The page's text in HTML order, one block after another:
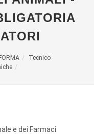
Tecnico
e dei Farmaci